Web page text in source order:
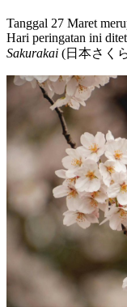
Tanggal 27 Maret
Hari peringatan ini
Sakurakai (日本さく